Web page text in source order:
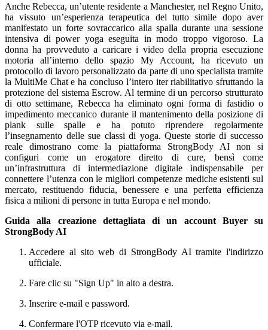
Anche Rebecca, un’utente residente a Manchester, nel Regno Unito,
ha vissuto un’esperienza terapeutica del tutto simile dopo aver
manifestato un forte sovraccarico alla spalla durante una sessione
intensiva di power yoga eseguita in modo troppo vigoroso. La
donna ha provveduto a caricare i video della propria esecuzione
motoria all’interno dello spazio My Account, ha ricevuto un
protocollo di lavoro personalizzato da parte di uno specialista tramite
la MultiMe Chat e ha concluso l’intero iter riabilitativo sfruttando la
protezione del sistema Escrow. Al termine di un percorso strutturato
di otto settimane, Rebecca ha eliminato ogni forma di fastidio o
impedimento meccanico durante il mantenimento della posizione di
plank sulle spalle e ha potuto riprendere regolarmente
l’insegnamento delle sue classi di yoga. Queste storie di successo
reale dimostrano come la piattaforma StrongBody AI non si
configuri come un erogatore diretto di cure, bensì come
un’infrastruttura di intermediazione digitale indispensabile per
connettere l’utenza con le migliori competenze mediche esistenti sul
mercato, restituendo fiducia, benessere e una perfetta efficienza
fisica a milioni di persone in tutta Europa e nel mondo.
Guida alla creazione dettagliata di un account Buyer su
StrongBody AI
Accedere al sito web di StrongBody AI tramite l'indirizzo
ufficiale.
Fare clic su "Sign Up" in alto a destra.
Inserire e-mail e password.
Confermare l'OTP ricevuto via e-mail.